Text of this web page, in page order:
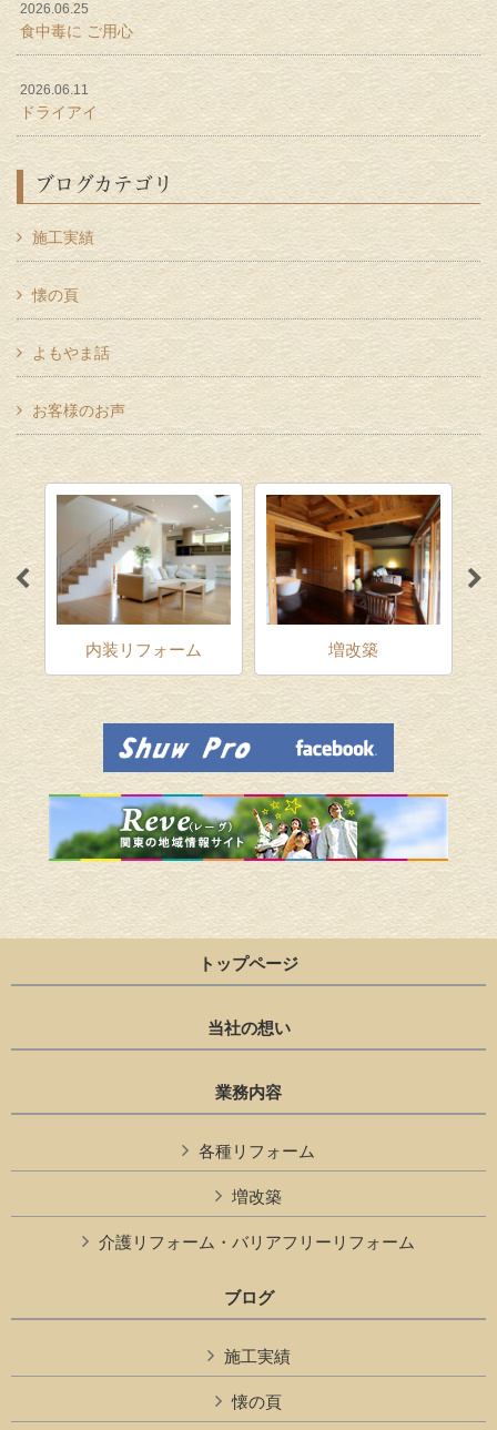
2026.06.25
食中毒に ご用心
2026.06.11
ドライアイ
ブログカテゴリ
施工実績
懐の頁
よもやま話
お客様のお声
内装リフォーム 増改築
トップページ
当社の想い
業務内容
各種リフォーム
増改築
介護リフォーム・バリアフリーリフォーム
ブログ
施工実績
懐の頁